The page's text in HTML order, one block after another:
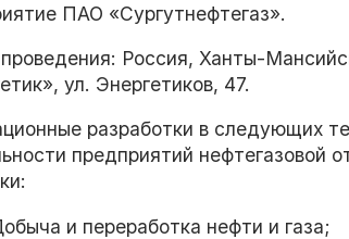
ПАО «Сургутнефтегаз».
Россия, Ханты-
ул. Энергетиков, 47.
разработки в следующих
предприятий нефтегазовой
и переработка нефти и газа;